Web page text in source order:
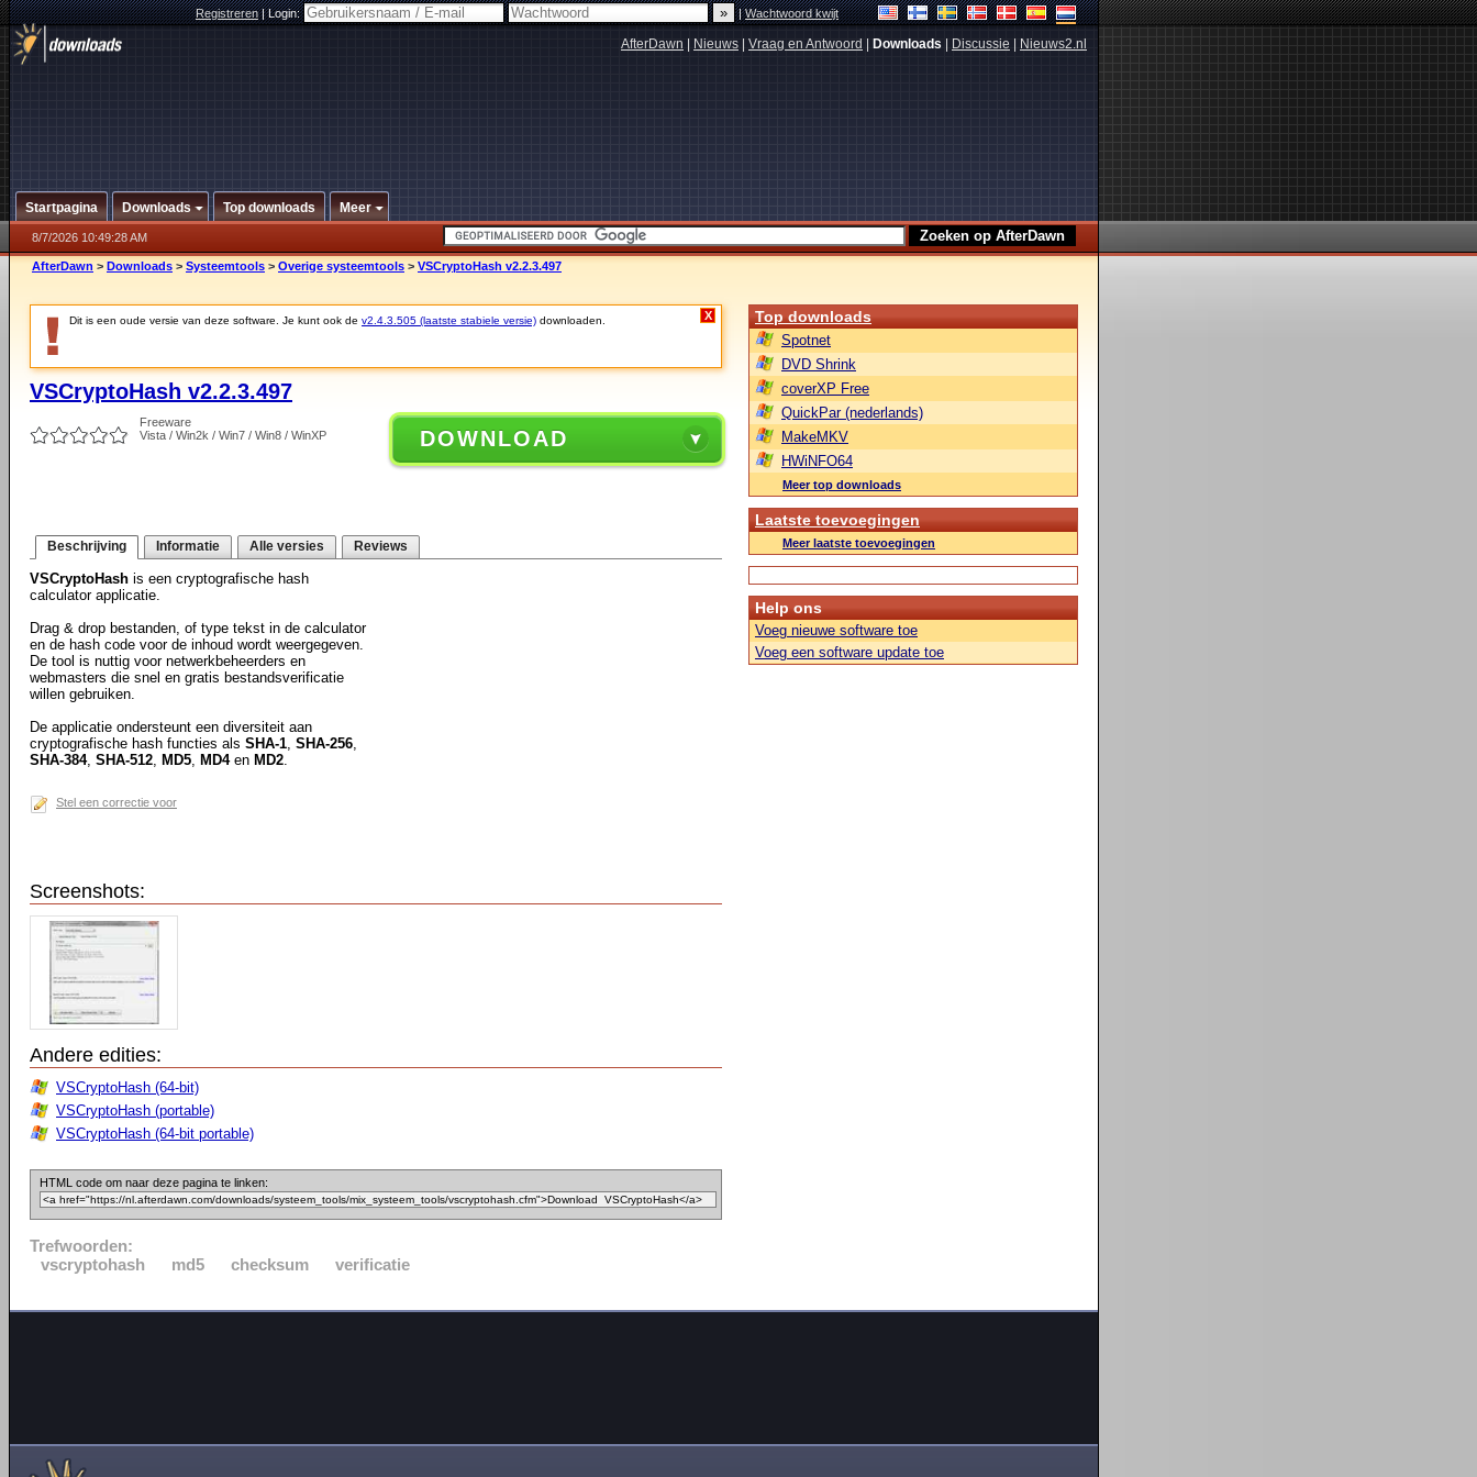
Registreren|Login: |Wachtwoord kwijt
AfterDawn Nieuws Vraag en Antwoord Downloads Discussie Nieuws2.nl
Startpagina Downloads Top downloads Meer
8/7/2026 10:49:28 AM
AfterDawn > Downloads > Systeemtools > Overige systeemtools > VSCryptoHash v2.2.3.497
Dit is een oude versie van deze software. Je kunt ook de v2.4.3.505 (laatste stabiele versie) downloaden. X
VSCryptoHash v2.2.3.497
Freeware
Vista / Win2k / Win7 / Win8 / WinXP
DOWNLOAD
Beschrijving Informatie Alle versies Reviews
VSCryptoHash is een cryptografische hash
calculator applicatie.
Drag & drop bestanden, of type tekst in de calculator
en de hash code voor de inhoud wordt weergegeven.
De tool is nuttig voor netwerkbeheerders en
webmasters die snel en gratis bestandsverificatie
willen gebruiken.
De applicatie ondersteunt een diversiteit aan
cryptografische hash functies als SHA-1, SHA-256,
SHA-384, SHA-512, MD5, MD4en MD2.
Stel een correctie voor
Screenshots:
Andere edities:
VSCryptoHash (64-bit)
VSCryptoHash (portable)
VSCryptoHash (64-bit portable)
HTML code om naar deze pagina te linken:
Trefwoorden:
vscryptohash
md5 checksum verificatie
Top downloads
Spotnet
DVD Shrink
coverXP Free
QuickPar (nederlands)
MakeMKV
HWiNFO64
Meer top downloads
Laatste toevoegingen
Meer laatste toevoegingen
Help ons
Voeg nieuwe software toe
Voeg een software update toe